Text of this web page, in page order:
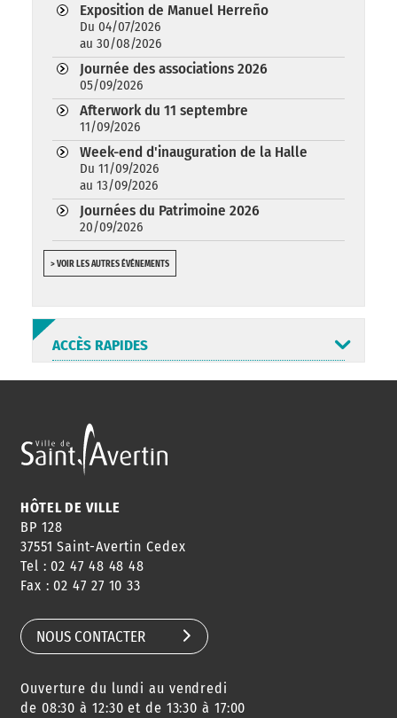
Exposition de Manuel Herreño
Du 04/07/2026
au 30/08/2026
Journée des associations 2026
05/09/2026
Afterwork du 11 septembre
11/09/2026
Week-end d'inauguration de la Halle
Du 11/09/2026
au 13/09/2026
Journées du Patrimoine 2026
20/09/2026
> VOIR LES AUTRES ÉVÉNEMENTS
ACCÈS RAPIDES
ANNUAIRE
HORAIRES
CONSEILS
DE QUARTIER
AGENDA
DES SORTIES
URBANISME
HÔTEL DE VILLE
BP 128
37551 Saint-Avertin Cedex
Tel : 02 47 48 48 48
Fax : 02 47 27 10 33
NOUS CONTACTER
Ouverture du lundi au vendredi
de 08:30 à 12:30 et de 13:30 à 17:00